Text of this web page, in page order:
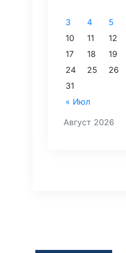
Август 2026
« Июл
3
4 5
10
11 12
17
18 19
24
25 26
31